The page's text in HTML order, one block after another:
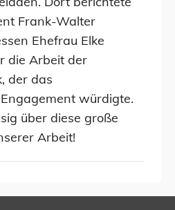
Frank-Walter
Ehefrau Elke
die Arbeit der
der das
würdigte.
über diese große
Arbeit!